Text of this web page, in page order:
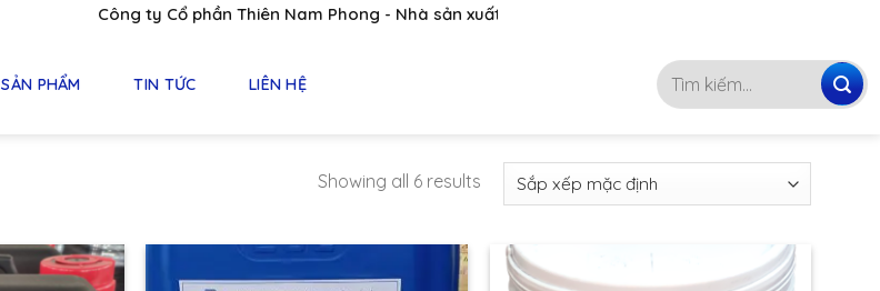
Công ty Cổ phần Thiên Nam Phong - Nhà sản xuất, phân phối hóa chất hàng đầu Việt Nam
SẢN PHẨM TIN TỨC LIÊN HỆ
Tìm
kiếm:
Showing all 6 results